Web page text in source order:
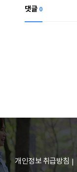
댓글 0
개인정보 취급방침